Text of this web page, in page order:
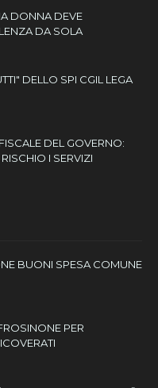
DONNA DEVE
DA SOLA
DELLO SPI CGIL LEGA
DEL GOVERNO:
I SERVIZI
BUONI SPESA COMUNE
PER